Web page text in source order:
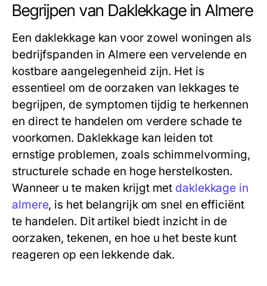
Begrijpen van Daklekkage in Almere
Een daklekkage kan voor zowel woningen als
bedrijfspanden in Almere een vervelende en
kostbare aangelegenheid zijn. Het is
essentieel om de oorzaken van lekkages te
begrijpen, de symptomen tijdig te herkennen
en direct te handelen om verdere schade te
voorkomen. Daklekkage kan leiden tot
ernstige problemen, zoals schimmelvorming,
structurele schade en hoge herstelkosten.
Wanneer u te maken krijgt met daklekkage in
almere, is het belangrijk om snel en efficiënt
te handelen. Dit artikel biedt inzicht in de
oorzaken, tekenen, en hoe u het beste kunt
reageren op een lekkende dak.